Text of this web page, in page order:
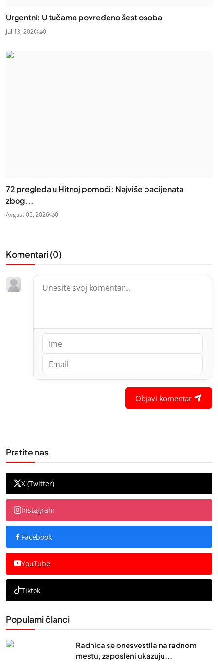
Urgentni: U tučama povređeno šest osoba
Jul 13, 2026 0
72 pregleda u Hitnoj pomoći: Najviše pacijenata
zbog...
Avgust 05, 2026 0
Komentari (0)
Objavi komentar
Pratite nas
X (Twitter)
Instagram
Facebook
YouTube
Tiktok
Popularni članci
Radnica se onesvestila na radnom
mestu, zaposleni ukazuju...